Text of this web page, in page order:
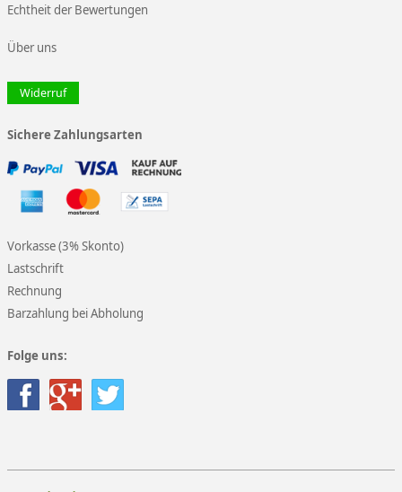
Echtheit der Bewertungen
Über uns
Widerruf
Sichere Zahlungsarten
Vorkasse (3% Skonto)
Lastschrift
Rechnung
Barzahlung bei Abholung
Folge uns: